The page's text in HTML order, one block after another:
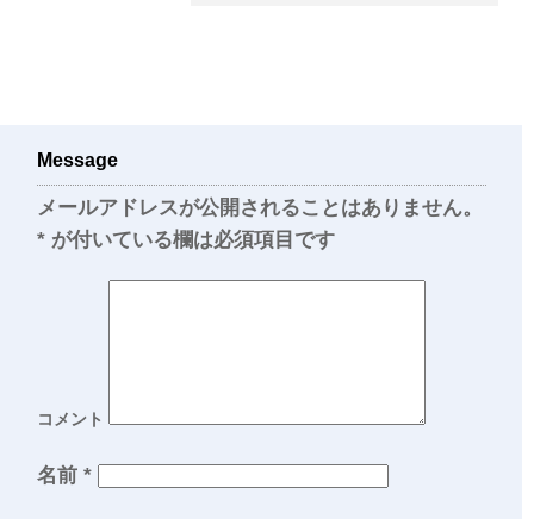
Message
メールアドレスが公開されることはありません。
* が付いている欄は必須項目です
コメント
名前 *